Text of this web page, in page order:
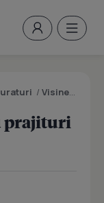
/ Visine aromate pentru prajituri
prajituri